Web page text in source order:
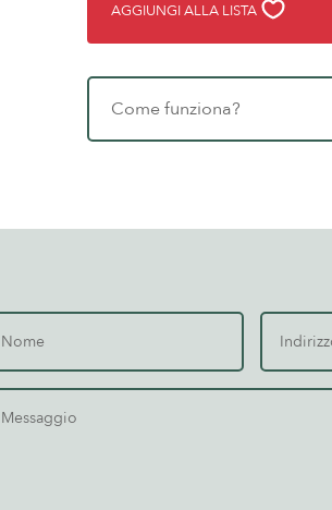
AGGIUNGI ALLA LISTA
Come funziona?